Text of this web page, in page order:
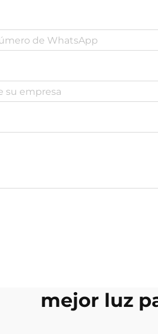
mejor luz